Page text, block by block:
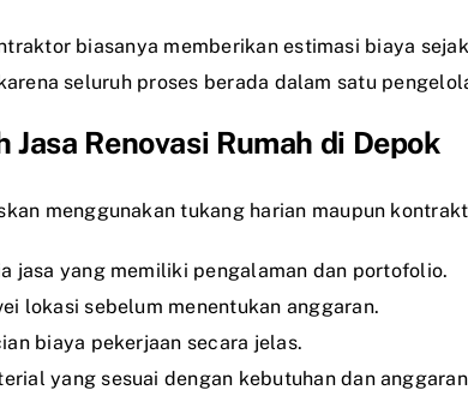
biasanya memberikan estimasi biaya
seluruh proses berada dalam satu
Jasa Renovasi Rumah di Depok
menggunakan tukang harian maupun
jasa yang memiliki pengalaman dan portofolio.
lokasi sebelum menentukan anggaran.
biaya pekerjaan secara jelas.
yang sesuai dengan kebutuhan dan